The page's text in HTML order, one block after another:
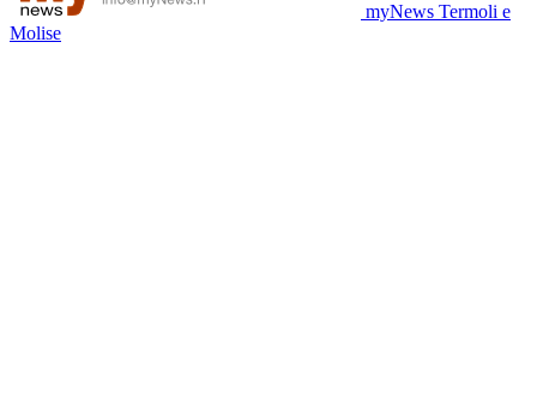
myNews Termoli e
Molise